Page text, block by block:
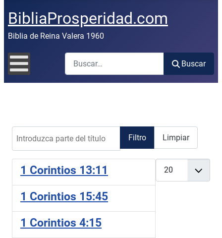
BibliaProsperidad.com
Biblia de Reina Valera 1960
Buscar
Buscar
Filtro Limpiar
1 Corintios 13:11
1 Corintios 15:45
1 Corintios 4:15